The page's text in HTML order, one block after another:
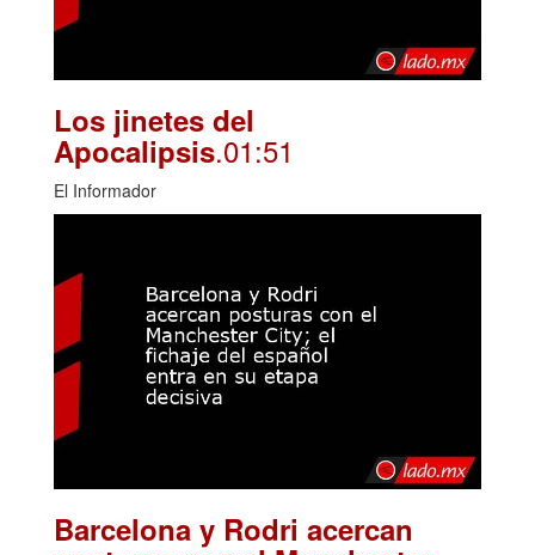
Los jinetes del
Apocalipsis.01:51
El Informador
Barcelona y Rodri acercan